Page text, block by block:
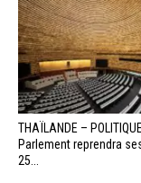
THAÏLANDE –
Parlement reprendra
25...